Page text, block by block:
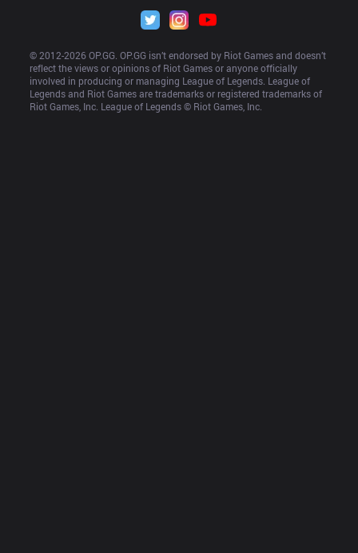
© 2012-2026 OP.GG. OP.GG isn’t endorsed by Riot Games and doesn’t
reflect the views or opinions of Riot Games or anyone officially
involved in producing or managing League of Legends. League of
Legends and Riot Games are trademarks or registered trademarks of
Riot Games, Inc. League of Legends © Riot Games, Inc.